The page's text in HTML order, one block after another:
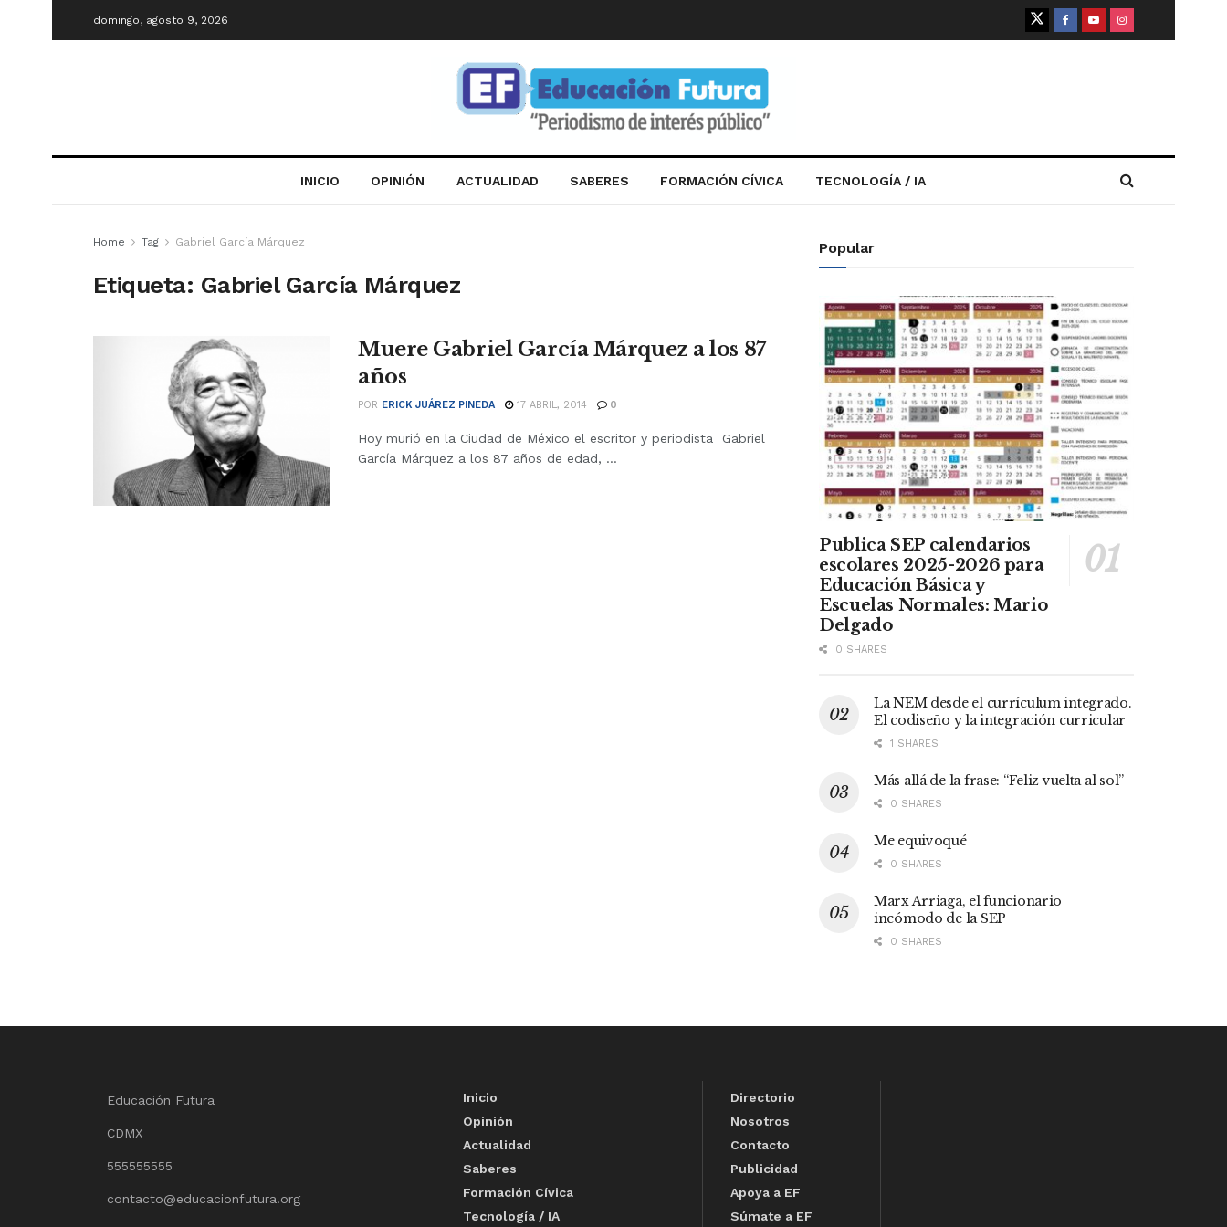
domingo, agosto 9, 2026
INICIO OPINIÓN ACTUALIDAD SABERES FORMACIÓN CÍVICA TECNOLOGÍA / IA
Home Tag Gabriel García Márquez
Etiqueta: Gabriel García Márquez
Muere Gabriel García Márquez a los 87
años
POR ERICK JUÁREZ PINEDA 17 ABRIL, 2014 0
Hoy murió en la Ciudad de México el escritor y periodista Gabriel
García Márquez a los 87 años de edad, ...
Popular
Publica SEP calendarios
escolares 2025-2026 para
Educación Básica y
Escuelas Normales: Mario
Delgado
0 SHARES
La NEM desde el currículum integrado.
El codiseño y la integración curricular
1 SHARES
Más allá de la frase: “Feliz vuelta al sol”
0 SHARES
Me equivoqué
0 SHARES
Marx Arriaga, el funcionario
incómodo de la SEP
0 SHARES
Educación Futura
CDMX
555555555
contacto@educacionfutura.org
Inicio
Opinión
Actualidad
Saberes
Formación Cívica
Tecnología / IA
Directorio
Nosotros
Contacto
Publicidad
Apoya a EF
Súmate a EF